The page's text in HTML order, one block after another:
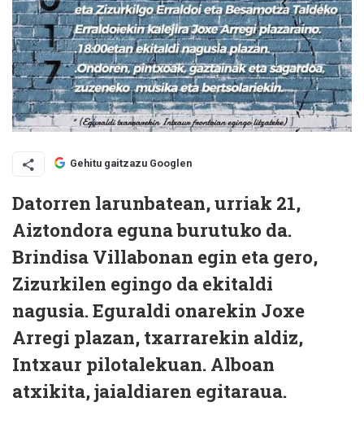
Gehitu gaitzazu Googlen
Datorren larunbatean, urriak 21,
Aiztondora eguna burutuko da.
Brindisa Villabonan egin eta gero,
Zizurkilen egingo da ekitaldi
nagusia. Eguraldi onarekin Joxe
Arregi plazan, txarrarekin aldiz,
Intxaur pilotalekuan. Alboan
atxikita, jaialdiaren egitaraua.